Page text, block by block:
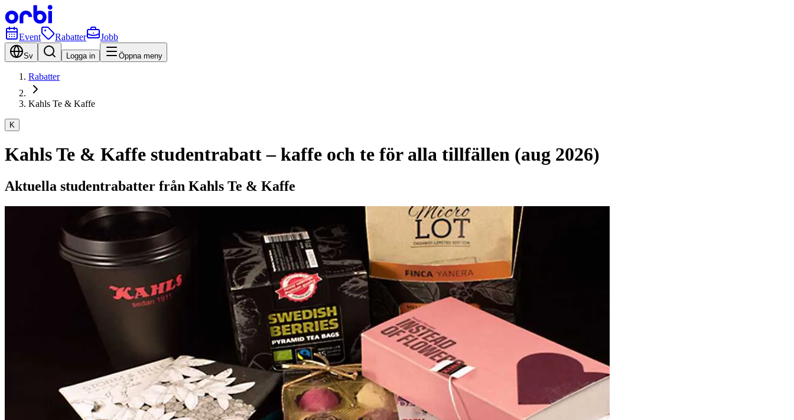
Event Rabatter Jobb
Sv Logga in Öppna meny
Rabatter
Kahls Te & Kaffe
K
Kahls Te & Kaffe studentrabatt – kaffe och te för alla tillfällen (aug 2026)
Aktuella studentrabatter från Kahls Te & Kaffe